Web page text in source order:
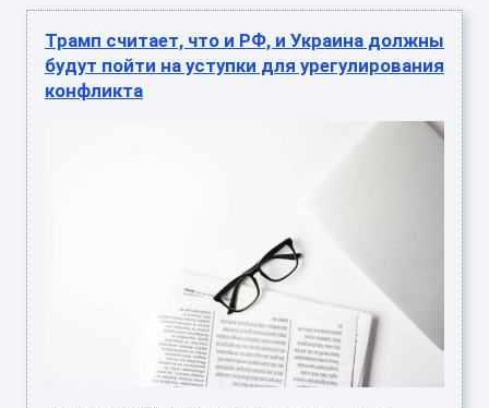
Трамп считает, что и РФ, и Украина должны
будут пойти на уступки для урегулирования
конфликта